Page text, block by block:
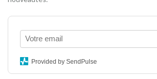
Provided by SendPulse